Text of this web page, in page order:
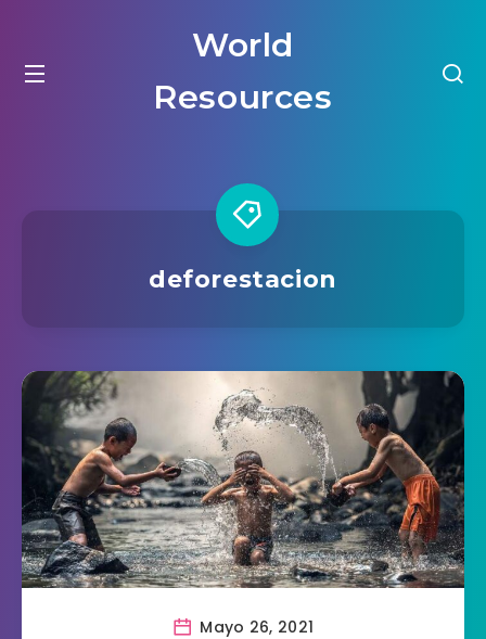
World
Resources
deforestacion
Mayo 26, 2021